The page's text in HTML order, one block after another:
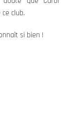
club.
si bien !